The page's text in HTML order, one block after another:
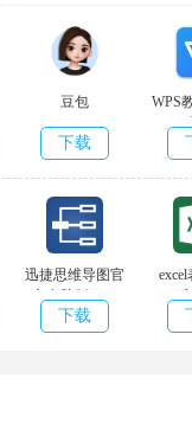
豆包
下载
WPS
迅捷思维导图官
方电脑版 v1.1
优化版
下载